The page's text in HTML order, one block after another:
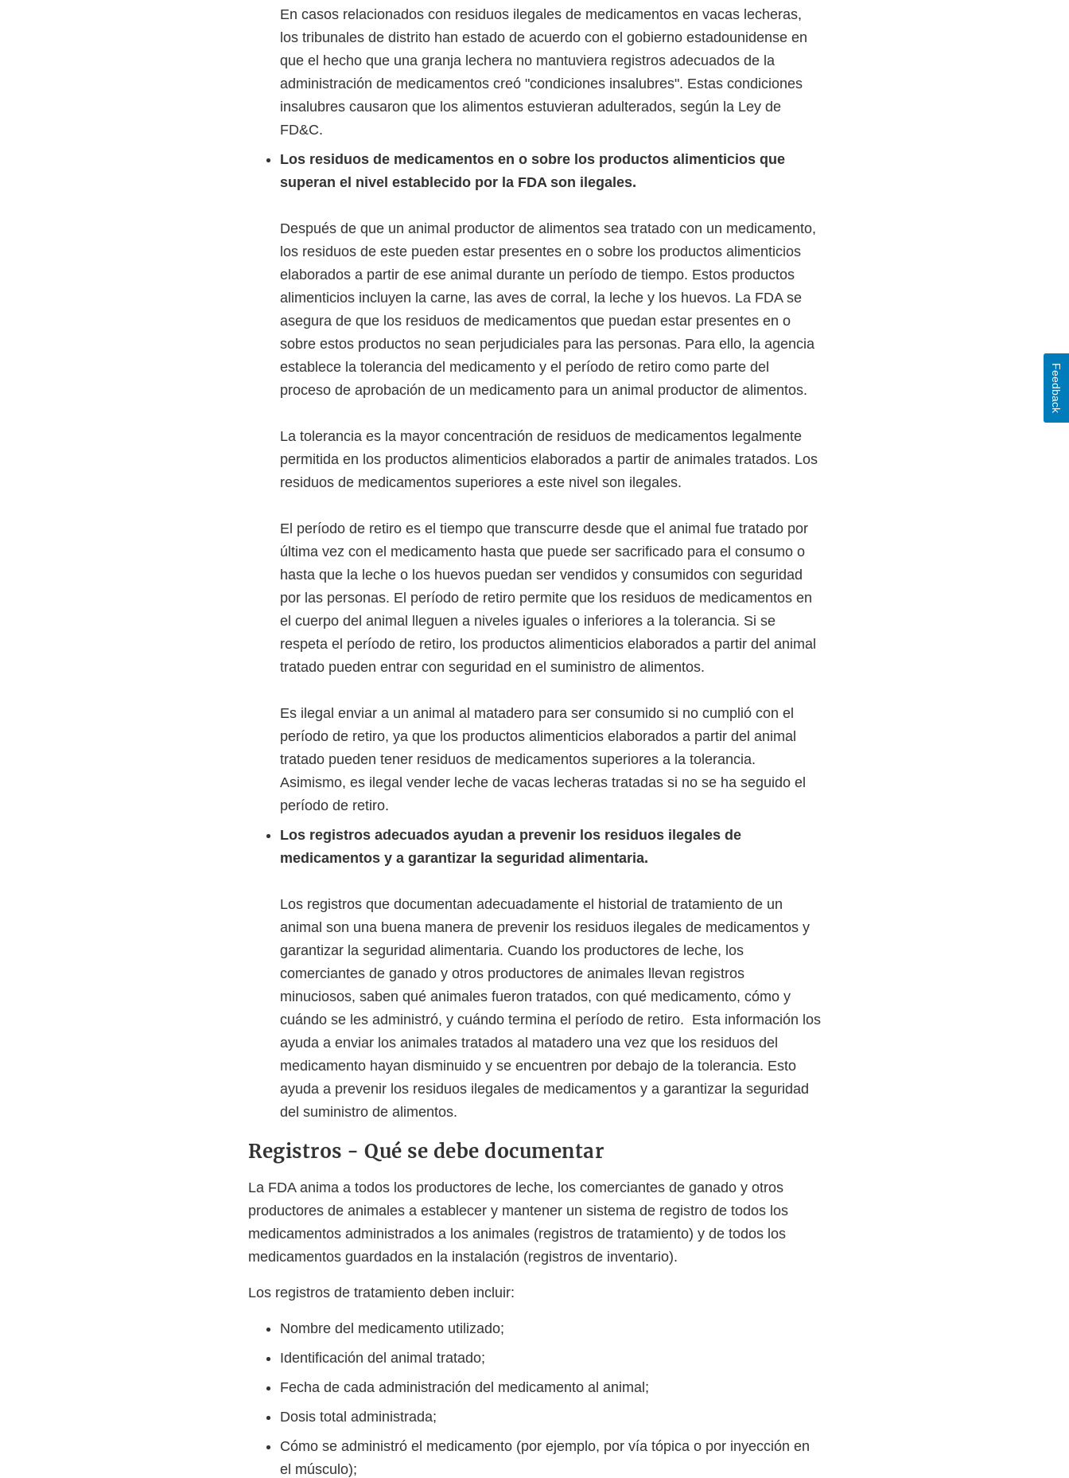
En casos relacionados con residuos ilegales de medicamentos en vacas lecheras,
los tribunales de distrito han estado de acuerdo con el gobierno estadounidense en
que el hecho que una granja lechera no mantuviera registros adecuados de la
administración de medicamentos creó "condiciones insalubres". Estas condiciones
insalubres causaron que los alimentos estuvieran adulterados, según la Ley de
FD&C.
Los residuos de medicamentos en o sobre los productos alimenticios que
superan el nivel establecido por la FDA son ilegales.
Después de que un animal productor de alimentos sea tratado con un medicamento,
los residuos de este pueden estar presentes en o sobre los productos alimenticios
elaborados a partir de ese animal durante un período de tiempo. Estos productos
alimenticios incluyen la carne, las aves de corral, la leche y los huevos. La FDA se
asegura de que los residuos de medicamentos que puedan estar presentes en o
sobre estos productos no sean perjudiciales para las personas. Para ello, la agencia
establece la tolerancia del medicamento y el período de retiro como parte del
proceso de aprobación de un medicamento para un animal productor de alimentos.
La tolerancia es la mayor concentración de residuos de medicamentos legalmente
permitida en los productos alimenticios elaborados a partir de animales tratados. Los
residuos de medicamentos superiores a este nivel son ilegales.
El período de retiro es el tiempo que transcurre desde que el animal fue tratado por
última vez con el medicamento hasta que puede ser sacrificado para el consumo o
hasta que la leche o los huevos puedan ser vendidos y consumidos con seguridad
por las personas. El período de retiro permite que los residuos de medicamentos en
el cuerpo del animal lleguen a niveles iguales o inferiores a la tolerancia. Si se
respeta el período de retiro, los productos alimenticios elaborados a partir del animal
tratado pueden entrar con seguridad en el suministro de alimentos.
Es ilegal enviar a un animal al matadero para ser consumido si no cumplió con el
período de retiro, ya que los productos alimenticios elaborados a partir del animal
tratado pueden tener residuos de medicamentos superiores a la tolerancia.
Asimismo, es ilegal vender leche de vacas lecheras tratadas si no se ha seguido el
período de retiro.
Los registros adecuados ayudan a prevenir los residuos ilegales de
medicamentos y a garantizar la seguridad alimentaria.
Los registros que documentan adecuadamente el historial de tratamiento de un
animal son una buena manera de prevenir los residuos ilegales de medicamentos y
garantizar la seguridad alimentaria. Cuando los productores de leche, los
comerciantes de ganado y otros productores de animales llevan registros
minuciosos, saben qué animales fueron tratados, con qué medicamento, cómo y
cuándo se les administró, y cuándo termina el período de retiro. Esta información los
ayuda a enviar los animales tratados al matadero una vez que los residuos del
medicamento hayan disminuido y se encuentren por debajo de la tolerancia. Esto
ayuda a prevenir los residuos ilegales de medicamentos y a garantizar la seguridad
del suministro de alimentos.
Registros - Qué se debe documentar
La FDA anima a todos los productores de leche, los comerciantes de ganado y otros
productores de animales a establecer y mantener un sistema de registro de todos los
medicamentos administrados a los animales (registros de tratamiento) y de todos los
medicamentos guardados en la instalación (registros de inventario).
Los registros de tratamiento deben incluir:
Nombre del medicamento utilizado;
Identificación del animal tratado;
Fecha de cada administración del medicamento al animal;
Dosis total administrada;
Cómo se administró el medicamento (por ejemplo, por vía tópica o por inyección en
el músculo);
Feedback